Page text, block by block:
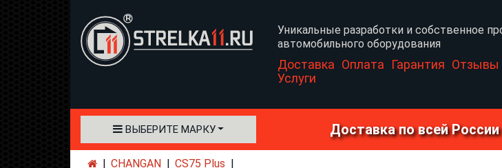
Уникальные разработки и собственное
автомобильного оборудования
Доставка Оплата Гарантия Отзывы
Услуги
ВЫБЕРИТЕ МАРКУ Доставка по всей
CHANGAN CS75 Plus